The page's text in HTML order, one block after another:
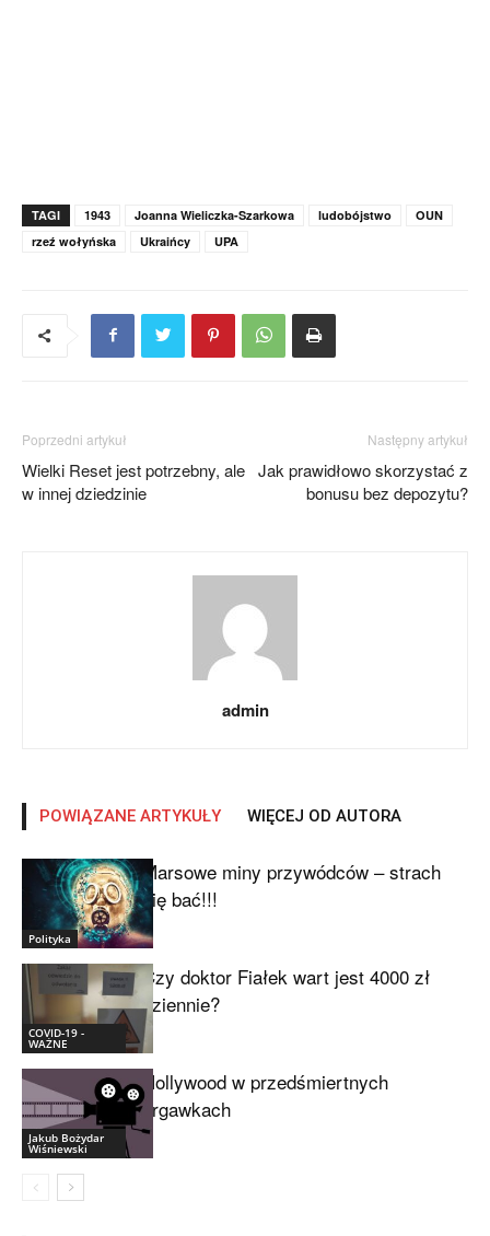
TAGI 1943 Joanna Wieliczka-Szarkowa ludobójstwo
OUN
rzeź wołyńska
Ukraińcy UPA
Poprzedni artykuł
Wielki Reset jest potrzebny, ale
w innej dziedzinie
Następny artykuł
Jak prawidłowo skorzystać z
bonusu bez depozytu?
admin
POWIĄZANE ARTYKUŁY WIĘCEJ OD AUTORA
Polityka
Marsowe miny przywódców – strach
się bać!!!
COVID-19 -
WAŻNE
Czy doktor Fiałek wart jest 4000 zł
dziennie?
Jakub Bożydar
Wiśniewski
Hollywood w przedśmiertnych
drgawkach